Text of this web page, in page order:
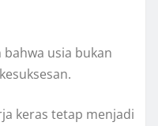
usia bukan
keras tetap menjadi